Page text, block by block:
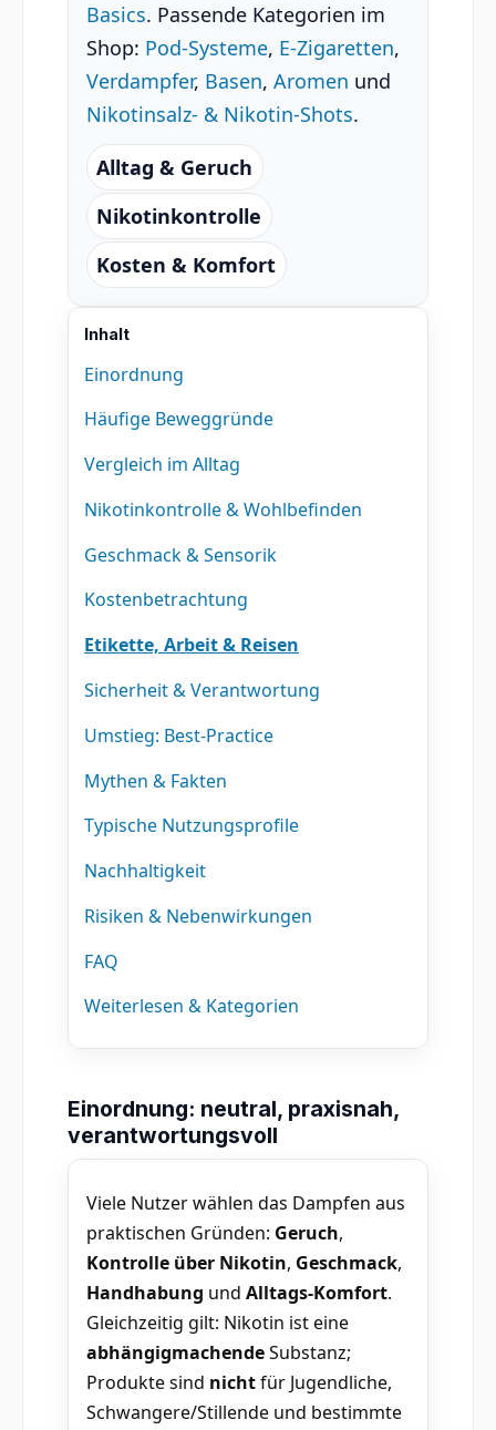
Basics. Passende Kategorien im
Shop: Pod-Systeme, E-Zigaretten,
Verdampfer, Basen, Aromen und
Nikotinsalz- & Nikotin-Shots.
Alltag & Geruch
Nikotinkontrolle
Kosten & Komfort
Inhalt
Einordnung
Häufige Beweggründe
Vergleich im Alltag
Nikotinkontrolle & Wohlbefinden
Geschmack & Sensorik
Kostenbetrachtung
Etikette, Arbeit & Reisen
Sicherheit & Verantwortung
Umstieg: Best-Practice
Mythen & Fakten
Typische Nutzungsprofile
Nachhaltigkeit
Risiken & Nebenwirkungen
FAQ
Weiterlesen & Kategorien
Einordnung: neutral, praxisnah,
verantwortungsvoll
Viele Nutzer wählen das Dampfen aus
praktischen Gründen: Geruch,
Kontrolle über Nikotin, Geschmack,
Handhabung undAlltags-Komfort.
Gleichzeitig gilt: Nikotin ist eine
abhängigmachendeSubstanz;
Produkte sind nichtfür Jugendliche,
Schwangere/Stillende und bestimmte